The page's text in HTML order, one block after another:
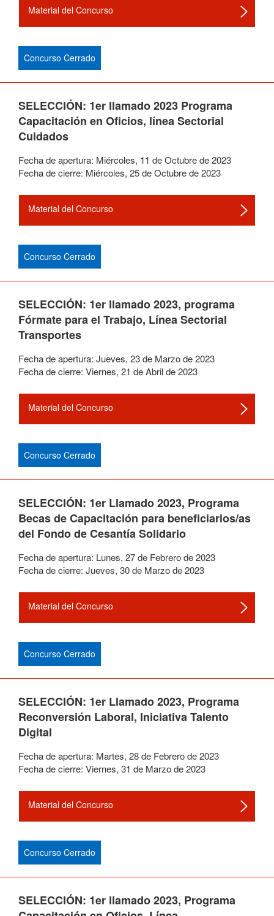
Material del Concurso
Concurso Cerrado
SELECCIÓN: 1er llamado 2023 Programa
Capacitación en Oficios, línea Sectorial
Cuidados
Fecha de apertura: Miércoles, 11 deOctubrede2023
Fecha de cierre: Miércoles, 25deOctubrede2023
Material del Concurso
Concurso Cerrado
SELECCIÓN: 1er llamado 2023, programa
Fórmate para el Trabajo, Línea Sectorial
Transportes
Fecha de apertura: Jueves, 23de Marzode2023
Fecha de cierre: Viernes, 21 deAbrilde2023
Material del Concurso
Concurso Cerrado
SELECCIÓN: 1er Llamado 2023, Programa
Becas de Capacitación para beneficiarios/as
del Fondo de Cesantía Solidario
Fecha de apertura: Lunes, 27de Febrerode2023
Fecha de cierre: Jueves, 30de Marzode2023
Material del Concurso
Concurso Cerrado
SELECCIÓN: 1er Llamado 2023, Programa
Reconversión Laboral, Iniciativa Talento
Digital
Fecha de apertura: Martes, 28de Febrerode2023
Fecha de cierre: Viernes, 31 de Marzode2023
Material del Concurso
Concurso Cerrado
SELECCIÓN: 1er llamado 2023, Programa